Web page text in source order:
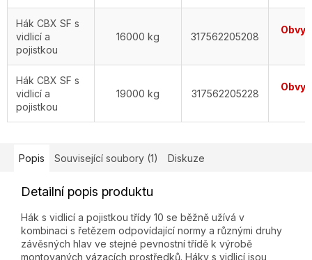
Hák CBX SF s
vidlicí a
pojistkou
16000 kg 317562205208
Hák CBX SF s
vidlicí a
pojistkou
19000 kg 317562205228
Popis Související soubory (1) Diskuze
Detailní popis produktu
Hák s vidlicí a pojistkou třídy 10 se běžně užívá v
kombinaci s řetězem odpovídající normy a různými druhy
závěsných hlav ve stejné pevnostní třídě k výrobě
montovaných vázacích prostředků. Háky s vidlicí jsou